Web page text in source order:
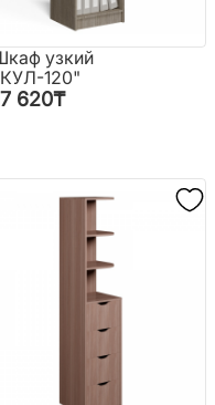
узкий
120"
620₸